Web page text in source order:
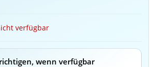
verfügbar
wenn verfügbar